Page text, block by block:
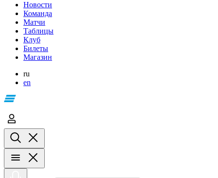
Новости
Команда
Матчи
Таблицы
Клуб
Билеты
Магазин
ru
en